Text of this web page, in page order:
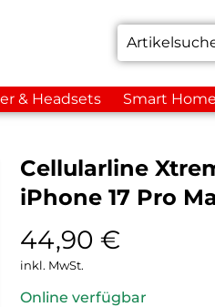
& Headsets Smart
Cellularline
iPhone 17 Pro
44,90 €
inkl. MwSt.
Online verfügbar